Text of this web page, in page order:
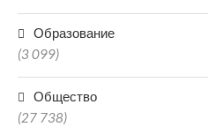
Образование
(3 099)
Общество
(27 738)